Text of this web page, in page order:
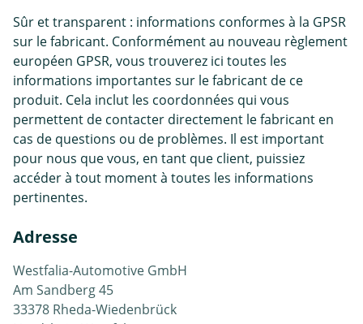
Sûr et transparent : informations conformes à la GPSR
sur le fabricant. Conformément au nouveau règlement
européen GPSR, vous trouverez ici toutes les
informations importantes sur le fabricant de ce
produit. Cela inclut les coordonnées qui vous
permettent de contacter directement le fabricant en
cas de questions ou de problèmes. Il est important
pour nous que vous, en tant que client, puissiez
accéder à tout moment à toutes les informations
pertinentes.
Adresse
Westfalia-Automotive GmbH
Am Sandberg 45
33378 Rheda-Wiedenbrück